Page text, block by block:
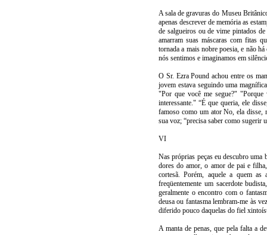
A sala de gravuras do Museu
apenas descrever de memória as
de salgueiros ou de vime pintados
amarram suas máscaras com fitas
tornada a mais nobre poesia, e não
nós sentimos e imaginamos em
O Sr. Ezra Pound achou entre os
jovem estava seguindo uma
"Por que você me segue?"
interessante." “É que queria, ele
famoso como um ator No, ela disse,
sua voz; “precisa saber como sugerir
VI
Nas próprias peças eu descubro uma
dores do amor, o amor de pai e
cortesã. Porém, aquele a quem as
freqüentemente um sacerdote
geralmente o encontro com o
deusa ou fantasma lembram-me às
diferido pouco daquelas do fiel
A manta de penas, que pela falta a